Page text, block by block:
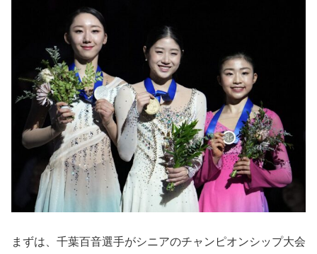
まずは、千葉百音選手がシニアのチャンピオンシップ大会